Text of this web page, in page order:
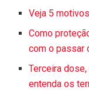
Veja 5
Como
com o passar
Terceira
entenda os